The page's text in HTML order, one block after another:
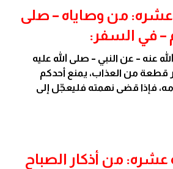
عشره: من وصاياه – صلى
– في السفر:
عنه – عن النبي – صلى الله عليه
من العذاب، يمنع أحدكم
فإذا قضى نهمته فليعجّل إلى
عشره: من أذكار الصباح